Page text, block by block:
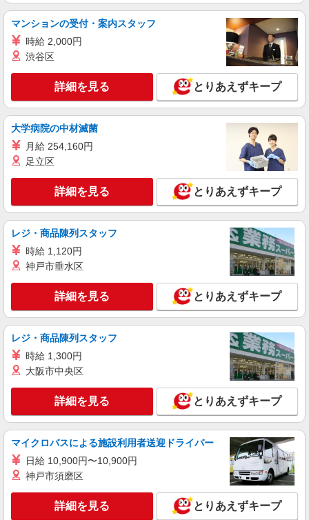
マンションの受付・案内スタッフ
時給 2,000円
渋谷区
詳細を見る とりあえずキープ
大学病院の中材滅菌
月給 254,160円
足立区
詳細を見る とりあえずキープ
レジ・商品陳列スタッフ
時給 1,120円
神戸市垂水区
詳細を見る とりあえずキープ
レジ・商品陳列スタッフ
時給 1,300円
大阪市中央区
詳細を見る とりあえずキープ
マイクロバスによる施設利用者送迎ドライバー
日給 10,900円〜10,900円
神戸市須磨区
詳細を見る とりあえずキープ